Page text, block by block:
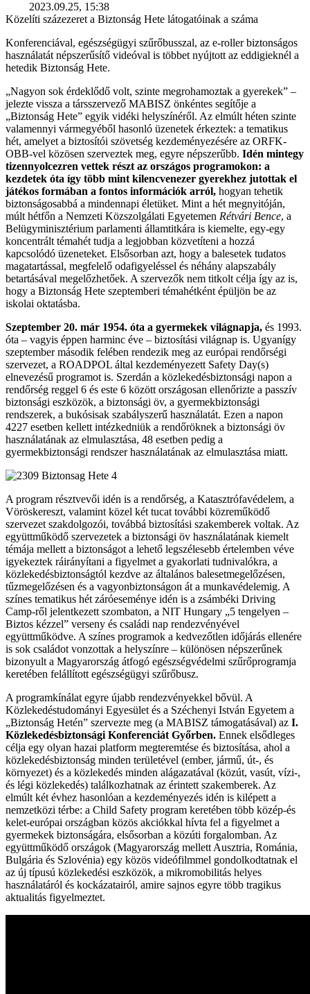
2023.09.25, 15:38
Közelíti százezeret a Biztonság Hete látogatóinak a száma
Konferenciával, egészségügyi szűrőbusszal, az e-roller biztonságos
használatát népszerűsítő videóval is többet nyújtott az eddigieknél a
hetedik Biztonság Hete.
„Nagyon sok érdeklődő volt, szinte megrohamoztak a gyerekek” –
jelezte vissza a társszervező MABISZ önkéntes segítője a
„Biztonság Hete” egyik vidéki helyszínéről. Az elmúlt héten szinte
valamennyi vármegyéből hasonló üzenetek érkeztek: a tematikus
hét, amelyet a biztosítói szövetség kezdeményezésére az ORFK-
OBB-vel közösen szerveztek meg, egyre népszerűbb. Idén mintegy
tizennyolcezren vettek részt az országos programokon: a
kezdetek óta így több mint kilencvenezer gyerekhez jutottak el
játékos formában a fontos információk arról, hogyan tehetik
biztonságosabbá a mindennapi életüket. Mint a hét megnyitóján,
múlt hétfőn a Nemzeti Közszolgálati Egyetemen Rétvári Bence, a
Belügyminisztérium parlamenti államtitkára is kiemelte, egy-egy
koncentrált témahét tudja a legjobban közvetíteni a hozzá
kapcsolódó üzeneteket. Elsősorban azt, hogy a balesetek tudatos
magatartással, megfelelő odafigyeléssel és néhány alapszabály
betartásával megelőzhetőek. A szervezők nem titkolt célja így az is,
hogy a Biztonság Hete szeptemberi témahétként épüljön be az
iskolai oktatásba.
Szeptember 20. már 1954. óta a gyermekek világnapja, és 1993.
óta – vagyis éppen harminc éve – biztosítási világnap is. Ugyanígy
szeptember második felében rendezik meg az európai rendőrségi
szervezet, a ROADPOL által kezdeményezett Safety Day(s)
elnevezésű programot is. Szerdán a közlekedésbiztonsági napon a
rendőrség reggel 6 és este 6 között országosan ellenőrizte a passzív
biztonsági eszközök, a biztonsági öv, a gyermekbiztonsági
rendszerek, a bukósisak szabályszerű használatát. Ezen a napon
4227 esetben kellett intézkedniük a rendőröknek a biztonsági öv
használatának az elmulasztása, 48 esetben pedig a
gyermekbiztonsági rendszer használatának az elmulasztása miatt.
A program résztvevői idén is a rendőrség, a Katasztrófavédelem, a
Vöröskereszt, valamint közel két tucat további közreműködő
szervezet szakdolgozói, továbbá biztosítási szakemberek voltak. Az
együttműködő szervezetek a biztonsági öv használatának kiemelt
témája mellett a biztonságot a lehető legszélesebb értelemben véve
igyekeztek ráirányítani a figyelmet a gyakorlati tudnivalókra, a
közlekedésbiztonságtól kezdve az általános balesetmegelőzésen,
tűzmegelőzésen és a vagyonbiztonságon át a munkavédelemig. A
színes tematikus hét záróeseménye idén is a zsámbéki Driving
Camp-ről jelentkezett szombaton, a NIT Hungary „5 tengelyen –
Biztos kézzel” verseny és családi nap rendezvényével
együttműködve. A színes programok a kedvezőtlen időjárás ellenére
is sok családot vonzottak a helyszínre – különösen népszerűnek
bizonyult a Magyarország átfogó egészségvédelmi szűrőprogramja
keretében felállított egészségügyi szűrőbusz.
A programkínálat egyre újabb rendezvényekkel bővül. A
Közlekedéstudományi Egyesület és a Széchenyi István Egyetem a
„Biztonság Hetén” szervezte meg (a MABISZ támogatásával) az I.
Közlekedésbiztonsági Konferenciát Győrben. Ennek elsődleges
célja egy olyan hazai platform megteremtése és biztosítása, ahol a
közlekedésbiztonság minden területével (ember, jármű, út-, és
környezet) és a közlekedés minden alágazatával (közút, vasút, vízi-,
és légi közlekedés) találkozhatnak az érintett szakemberek. Az
elmúlt két évhez hasonlóan a kezdeményezés idén is kilépett a
nemzetközi térbe: a Child Safety program keretében több közép-és
kelet-európai országban közös akciókkal hívta fel a figyelmet a
gyermekek biztonságára, elsősorban a közúti forgalomban. Az
együttműködő országok (Magyarország mellett Ausztria, Románia,
Bulgária és Szlovénia) egy közös videófilmmel gondolkodtatnak el
az új típusú közlekedési eszközök, a mikromobilitás helyes
használatáról és kockázatairól, amire sajnos egyre több tragikus
aktualitás figyelmeztet.